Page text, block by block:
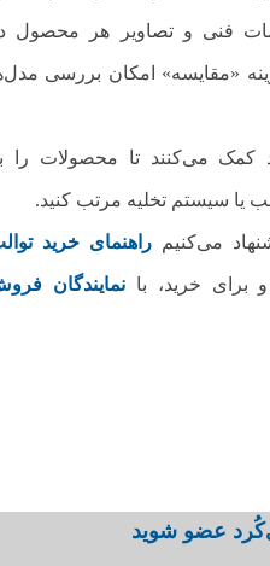
فنی و تصاویر هر محصول
«مقایسه» امکان بررسی
کمک می‌کنند تا محصولات را
یا سیستم تخلیه مرتب کنید.
می‌کنیم راهنمای خرید
برای خرید، بانمایندگان
عضو شوید